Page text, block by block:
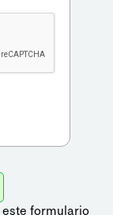
formulario